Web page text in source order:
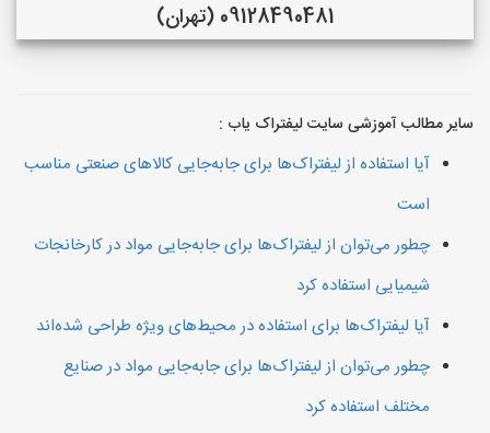
09128490481 (تهران)
سایر مطالب آموزشی سایت لیفتراک یاب :
آیا استفاده از لیفتراک‌ها برای جابه‌جایی کالاهای صنعتی مناسب
است
چطور می‌توان از لیفتراک‌ها برای جابه‌جایی مواد در کارخانجات
شیمیایی استفاده کرد
آیا لیفتراک‌ها برای استفاده در محیط‌های ویژه طراحی شده‌اند
چطور می‌توان از لیفتراک‌ها برای جابه‌جایی مواد در صنایع
مختلف استفاده کرد